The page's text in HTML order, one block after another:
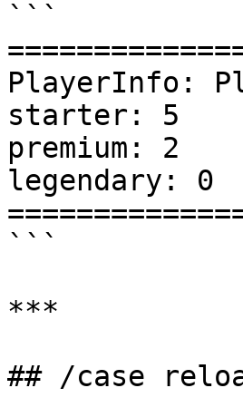
```
PlayerInfo:
starter: 5
premium: 2
legendary: 0
```
***
## /case